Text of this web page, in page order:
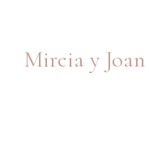
Mireia y Joan